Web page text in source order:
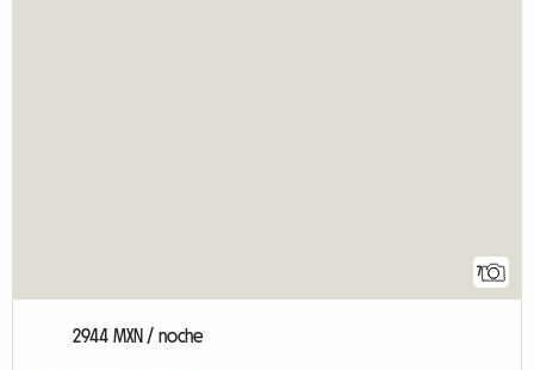
7
2944 MXN / noche